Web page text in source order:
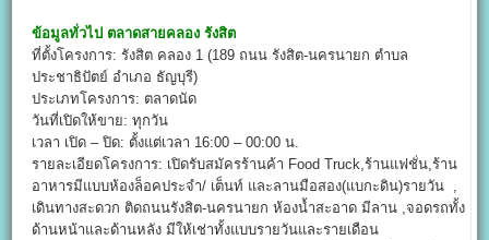
ข้อมูลทั่วไป ตลาดสายคลอง รังสิต
ที่ตั้งโครงการ: รังสิต คลอง 1 (189 ถนน รังสิต-นครนายก ตำบล
ประชาธิปัตย์ อำเภอ ธัญบุรี)
ประเภทโครงการ: ตลาดนัด
วันที่เปิดให้ขาย: ทุกวัน
เวลา เปิด – ปิด: ตั้งแต่เวลา 16:00 – 00:00 น.
รายละเอียดโครงการ: เปิดรับสมัครร้านค้า Food Truck,ร้านแฟชั่น,ร้าน
อาหารมีแบบห้องล็อคประจำ/ เต็นท์ และลานมือสอง(แบกะดิน)รายวัน ,
เดินทางสะดวก ติดถนนรังสิต-นครนายก ห้องน้ำสะอาด มีลาน ,จอดรถทั้ง
ด้านหน้าและด้านหลัง มีให้เช่าทั้งแบบรายวันและรายเดือน